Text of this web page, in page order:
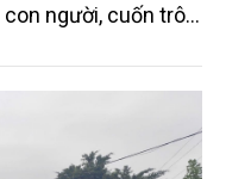
người, cuốn trôi
Tây Bắc. Đằng sau
chỉ là những con
càng rõ nét về thiên
đổi khí hậu, đòi hỏi